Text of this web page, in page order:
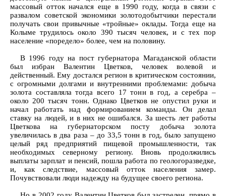
массовый отток начался еще в 1990 году, когда в связи с
развалом советской экономики золотодобытчики перестали
получать свои привычные «тройные» оклады. Тогда еще на
Колыме трудилось около 390 тысяч человек, и с тех пор
население «поредело» более, чем на половину.
В 1996 году на пост губернатора Магаданской области
был избран Валентин Цветков, человек волевой и
действенный. Ему достался регион в критическом состоянии,
с огромными долгами и внутренними проблемами: добыча
золота составляла тогда всего 17 тонн в год, а серебра –
около 200 тысяч тонн. Однако Цветков не опустил руки и
начал работать над формированием команды. Он делал
ставку на людей, и в них не ошибался. За шесть лет работы
Цветкова на губернаторском посту добыча золота
увеличилась в два раза – до 33,5 тонн в год, было запущено
целый ряд предприятий пищевой промышленности, так
необходимых северному региону. Вновь продолжились
выплаты зарплат и пенсий, пошла работа по геологоразведке,
и, как следствие, массовый отток населения замер.
Почувствовали люди надежду на будущее своего региона.